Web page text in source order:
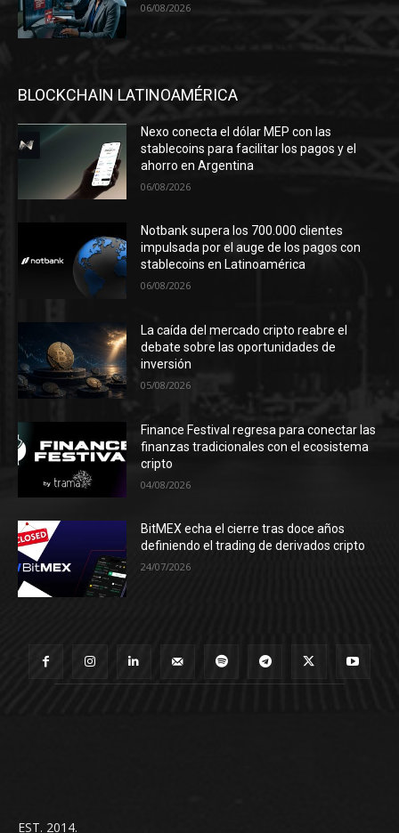
06/08/2026
BLOCKCHAIN LATINOAMÉRICA
Nexo conecta el dólar MEP con las
stablecoins para facilitar los pagos y el
ahorro en Argentina
06/08/2026
Notbank supera los 700.000 clientes
impulsada por el auge de los pagos con
stablecoins en Latinoamérica
06/08/2026
La caída del mercado cripto reabre el
debate sobre las oportunidades de
inversión
05/08/2026
Finance Festival regresa para conectar las
finanzas tradicionales con el ecosistema
cripto
04/08/2026
BitMEX echa el cierre tras doce años
definiendo el trading de derivados cripto
24/07/2026
EST. 2014.